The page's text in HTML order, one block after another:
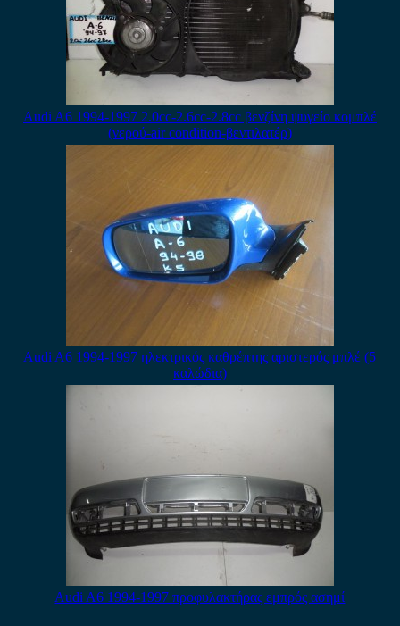
Audi A6 1994-1997 2.0cc-2.6cc-2.8cc βενζίνη ψυγείο κομπλέ
(νερού-air condition-βεντιλατέρ)
Audi A6 1994-1997 ηλεκτρικός καθρέπτης αριστερός μπλέ (5
καλώδια)
Audi A6 1994-1997 προφυλακτήρας εμπρός ασημί